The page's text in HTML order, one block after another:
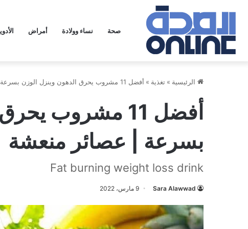
صحة نساء وولادة أمراض
الرئيسية » تغذية » أفضل 11 مشروب يحرق الدهون وينزل الوزن بسرعة | عصائر منعشة
أفضل 11 مشروب
بسرعة | عصائر منعشة
Fat burning weight loss drink
Sara Alawwad 9 مارس، 2022